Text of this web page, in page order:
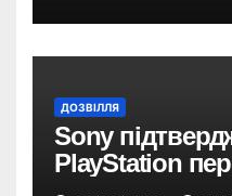
ДОЗВІЛЛЯ
Sony
PlayStation
на цифрові